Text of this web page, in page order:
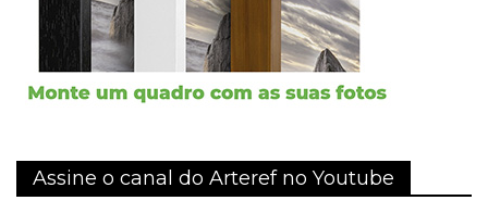
Assine o canal do Arteref no Youtube